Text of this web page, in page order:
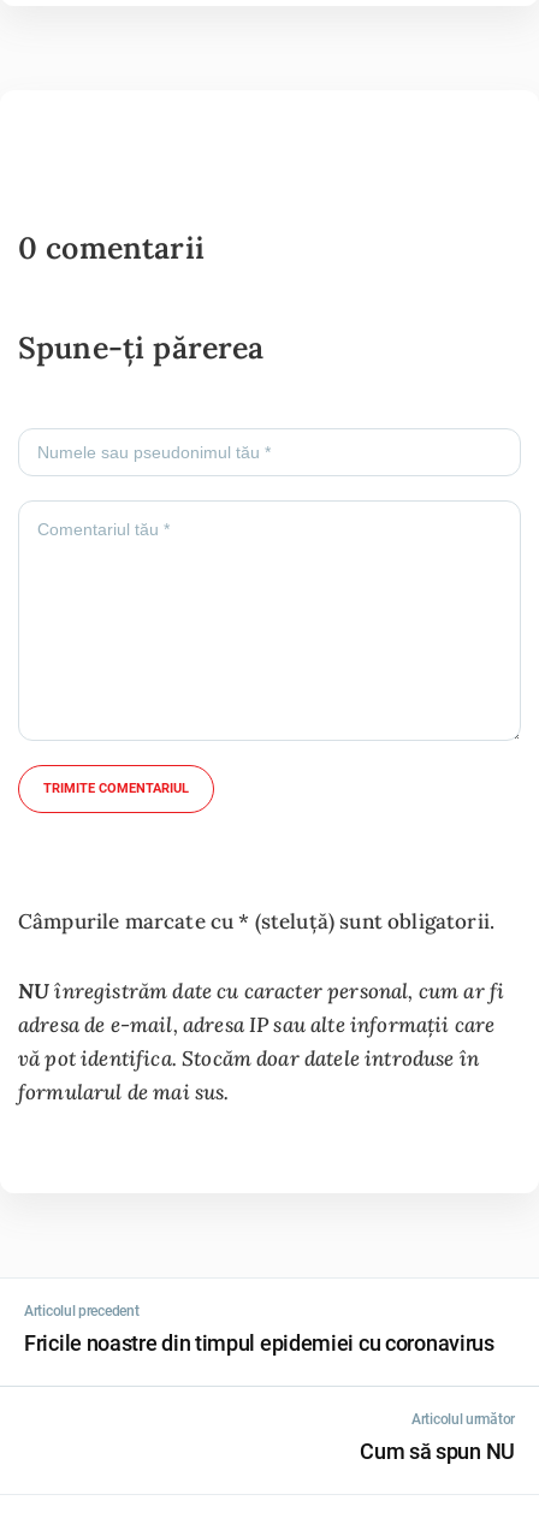
0 comentarii
Spune-ți părerea
TRIMITE COMENTARIUL
Câmpurile marcate cu * (steluță) sunt obligatorii.
NUînregistrăm date cu caracter personal, cum ar fi
adresa de e-mail, adresa IP sau alte informații care
vă pot identifica. Stocăm doar datele introduse în
formularul de mai sus.
Articolul precedent
Fricile noastre din timpul epidemiei cu coronavirus
Articolul următor
Cum să spun NU